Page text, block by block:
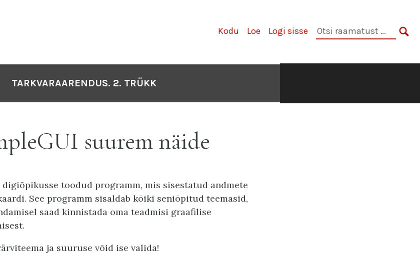
Kodu Loe Logi sisse
Otsi
TARKVARAARENDUS. 2. TRÜKK
suurem näide
toodud programm, mis sisestatud andmete
See programm sisaldab kõiki seniõpitud teemasid,
saad kinnistada oma teadmisi graafilise
ja suuruse võid ise valida!